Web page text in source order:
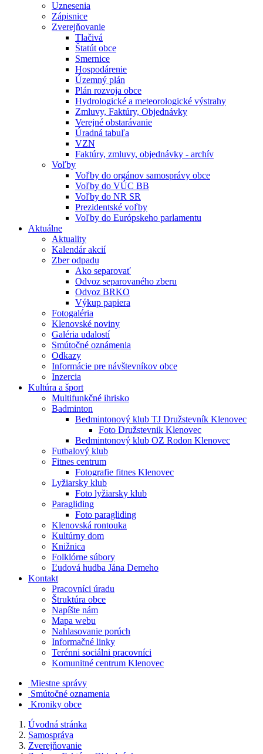
Uznesenia
Zápisnice
Zverejňovanie
Tlačivá
Štatút obce
Smernice
Hospodárenie
Územný plán
Plán rozvoja obce
Hydrologické a meteorologické výstrahy
Zmluvy, Faktúry, Objednávky
Verejné obstarávanie
Úradná tabuľa
VZN
Faktúry, zmluvy, objednávky - archív
Voľby
Voľby do orgánov samosprávy obce
Voľby do VÚC BB
Voľby do NR SR
Prezidentské voľby
Voľby do Európskeho parlamentu
Aktuálne
Aktuality
Kalendár akcií
Zber odpadu
Ako separovať
Odvoz separovaného zberu
Odvoz BRKO
Výkup papiera
Fotogaléria
Klenovské noviny
Galéria udalostí
Smútočné oznámenia
Odkazy
Informácie pre návštevníkov obce
Inzercia
Kultúra a šport
Multifunkčné ihrisko
Badminton
Bedmintonový klub TJ Družstevník Klenovec
Foto Družstevnik Klenovec
Bedmintonový klub OZ Rodon Klenovec
Futbalový klub
Fitnes centrum
Fotografie fitnes Klenovec
Lyžiarsky klub
Foto lyžiarsky klub
Paragliding
Foto paragliding
Klenovská rontouka
Kultúrny dom
Knižnica
Folklórne súbory
Ľudová hudba Jána Demeho
Kontakt
Pracovníci úradu
Štruktúra obce
Napíšte nám
Mapa webu
Nahlasovanie porúch
Informačné linky
Terénni sociálni pracovníci
Komunitné centrum Klenovec
Miestne správy
Smútočné oznamenia
Kroniky obce
Úvodná stránka
Samospráva
Zverejňovanie